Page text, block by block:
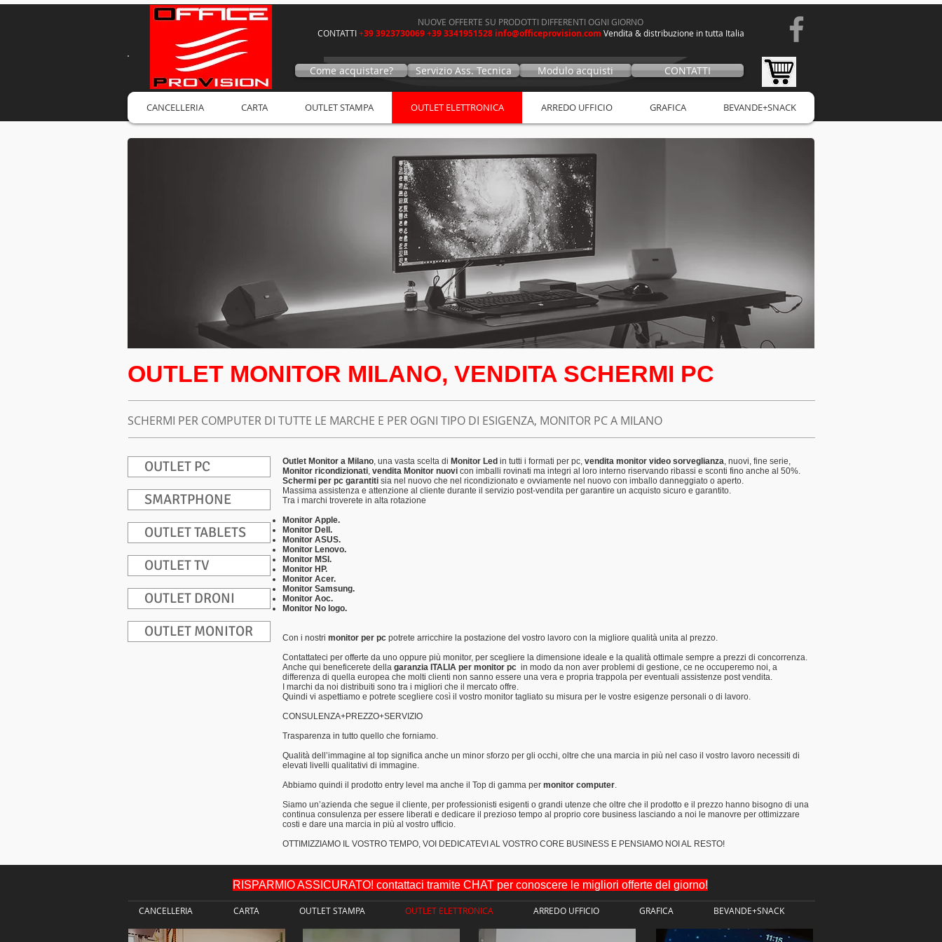
Modulo acquisti
Servizio Ass. Tecnica
Come acquistare? CONTATTI
NUOVE OFFERTE SU PRODOTTI DIFFERENTI OGNI GIORNO
CONTATTI+39 3923730069+39 3341951528 info@officeprovision.com Vendita & distribuzione in tutta Italia
CANCELLERIA CARTA OUTLET STAMPA OUTLET ELETTRONICA ARREDO UFFICIO GRAFICA BEVANDE+SNACK
OUTLET MONITOR MILANO, VENDITA SCHERMI PC
SCHERMI PER COMPUTER DI TUTTE LE MARCHE E PER OGNI TIPO DI ESIGENZA, MONITOR PC A MILANO
OUTLET PC
SMARTPHONE
OUTLET TABLETS
OUTLET TV
OUTLET DRONI
OUTLET MONITOR
Outlet Monitor a Milano, una vasta scelta di Monitor Led in tutti i formati per pc, vendita monitor video sorveglianza, nuovi, fine serie,
Monitor ricondizionati, vendita Monitor nuovi con imballi rovinati ma integri al loro interno riservando ribassi e sconti fino anche al 50%.
Schermi per pc garantiti sia nel nuovo che nel ricondizionato e ovviamente nel nuovo con imballo danneggiato o aperto.
Massima assistenza e attenzione al cliente durante il servizio post-vendita per garantire un acquisto sicuro e garantito.
Tra i marchi troverete in alta rotazione
Monitor Apple.
Monitor Dell.
Monitor ASUS.
Monitor Lenovo.
Monitor MSI.
Monitor HP.
Monitor Acer.
Monitor Samsung.
Monitor Aoc.
Monitor No logo.
Con i nostri monitor per pc potrete arricchire la postazione del vostro lavoro con la migliore qualità unita al prezzo.
Contattateci per offerte da uno oppure più monitor, per scegliere la dimensione ideale e la qualità ottimale sempre a prezzi di concorrenza.
Anche qui beneficerete della garanzia ITALIA per monitor pc in modo da non aver problemi di gestione, ce ne occuperemo noi, a
differenza di quella europea che molti clienti non sanno essere una vera e propria trappola per eventuali assistenze post vendita.
I marchi da noi distribuiti sono tra i migliori che il mercato offre.
Quindi vi aspettiamo e potrete scegliere così il vostro monitor tagliato su misura per le vostre esigenze personali o di lavoro.
CONSULENZA+PREZZO+SERVIZIO
Trasparenza in tutto quello che forniamo.
Qualità dell’immagine al top significa anche un minor sforzo per gli occhi, oltre che una marcia in più nel caso il vostro lavoro necessiti di
elevati livelli qualitativi di immagine.
Abbiamo quindi il prodotto entry level ma anche il Top di gamma per monitor computer.
Siamo un’azienda che segue il cliente, per professionisti esigenti o grandi utenze che oltre che il prodotto e il prezzo hanno bisogno di una
continua consulenza per essere liberati e dedicare il prezioso tempo al proprio core business lasciando a noi le manovre per ottimizzare
costi e dare una marcia in più al vostro ufficio.
OTTIMIZZIAMO IL VOSTRO TEMPO, VOI DEDICATEVI AL VOSTRO CORE BUSINESS E PENSIAMO NOI AL RESTO!
RISPARMIO ASSICURATO! contattaci tramite CHAT per conoscere le migliori offerte del giorno!
CANCELLERIA CARTA OUTLET STAMPA OUTLET ELETTRONICA ARREDO UFFICIO GRAFICA BEVANDE+SNACK